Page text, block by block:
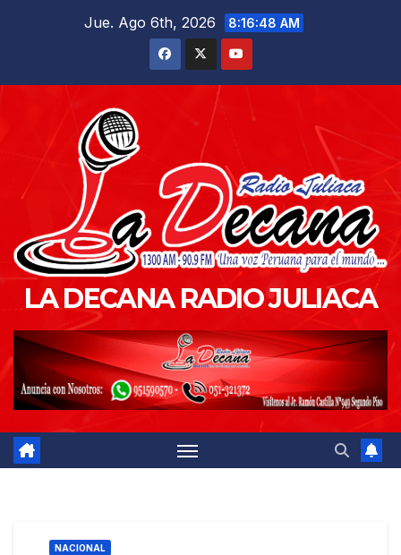
Jue. Ago 6th, 2026 8:16:50 AM
LA DECANA RADIO JULIACA
NACIONAL